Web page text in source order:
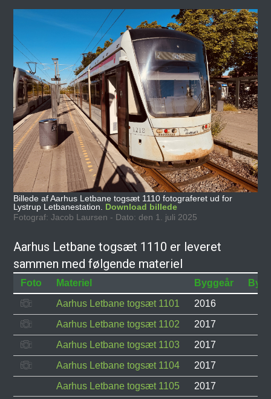
Billede af Aarhus Letbane togsæt 1110 fotograferet ud for
Lystrup Letbanestation. Download billede
Fotograf: Jacob Laursen - Dato: den 1. juli 2025
Aarhus Letbane togsæt 1110 er leveret
sammen med følgende materiel
Foto Materiel Byggeår
Aarhus Letbane togsæt 1101
2016
Aarhus Letbane togsæt 1102
2017
Aarhus Letbane togsæt 1103
2017
Aarhus Letbane togsæt 1104
2017
Aarhus Letbane togsæt 1105
2017